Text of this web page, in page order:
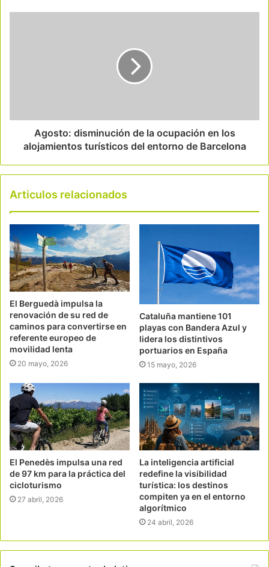
Agosto: disminución de la ocupación en los
alojamientos turísticos del entorno de Barcelona
Articulos relacionados
El Berguedà impulsa la
renovación de su red de
caminos para convertirse en
referente europeo de
movilidad lenta
20 mayo, 2026
Cataluña mantiene 101
playas con Bandera Azul y
lidera los distintivos
portuarios en España
15 mayo, 2026
El Penedès impulsa una red
de 97 km para la práctica del
cicloturismo
27 abril, 2026
La inteligencia artificial
redefine la visibilidad
turística: los destinos
compiten ya en el entorno
algorítmico
24 abril, 2026